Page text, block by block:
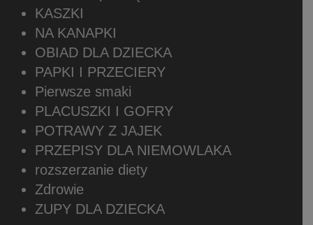
KASZKI
NA KANAPKI
OBIAD DLA DZIECKA
PAPKI I PRZECIERY
Pierwsze smaki
PLACUSZKI I GOFRY
POTRAWY Z JAJEK
PRZEPISY DLA NIEMOWLAKA
rozszerzanie diety
Zdrowie
ZUPY DLA DZIECKA